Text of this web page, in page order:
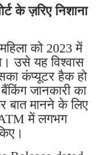
के ज़रिए निशाना
को 2023 में
उसे यह विश्वास
कंप्यूटर हैक हो
जानकारी का
बात मानने के लिए
में लगभग